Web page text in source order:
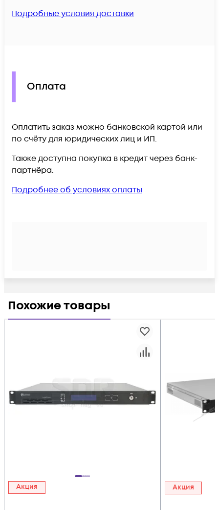
Подробные условия доставки
Оплата
Оплатить заказ можно банковской картой или
по счёту для юридических лиц и ИП.
Также доступна покупка в кредит через банк-
партнёра.
Подробнее об условиях оплаты
Похожие товары
Акция Акция